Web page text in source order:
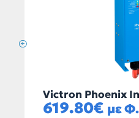
Victron Phoenix
619.80€ με